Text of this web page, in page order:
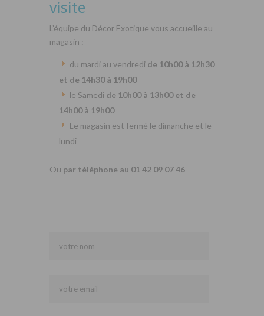
visite
L’équipe du Décor Exotique vous accueille au
magasin :
du mardi au vendredi de 10h00 à 12h30
et de 14h30 à 19h00
le Samedi de 10h00 à 13h00 et de
14h00 à 19h00
Le magasin est fermé le dimanche et le
lundi
Ou par téléphone au 01 42 09 07 46